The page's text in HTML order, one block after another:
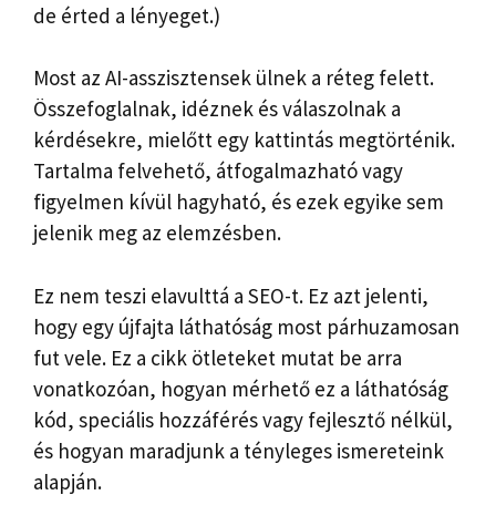
de érted a lényeget.)
Most az AI-asszisztensek ülnek a réteg felett.
Összefoglalnak, idéznek és válaszolnak a
kérdésekre, mielőtt egy kattintás megtörténik.
Tartalma felvehető, átfogalmazható vagy
figyelmen kívül hagyható, és ezek egyike sem
jelenik meg az elemzésben.
Ez nem teszi elavulttá a SEO-t. Ez azt jelenti,
hogy egy újfajta láthatóság most párhuzamosan
fut vele. Ez a cikk ötleteket mutat be arra
vonatkozóan, hogyan mérhető ez a láthatóság
kód, speciális hozzáférés vagy fejlesztő nélkül,
és hogyan maradjunk a tényleges ismereteink
alapján.